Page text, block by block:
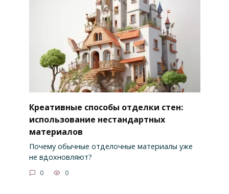
Креативные способы отделки стен:
использование нестандартных
материалов
Почему обычные отделочные материалы уже
не вдохновляют?
0 0